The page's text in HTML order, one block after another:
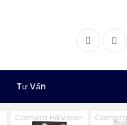
Tư Vấn
Camera Hikvision